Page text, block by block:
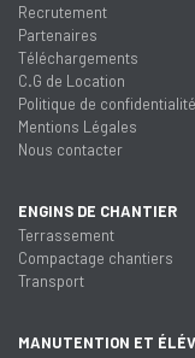
Recrutement
Partenaires
Téléchargements
C.G de Location
Politique de confidentialité
Mentions Légales
Nous contacter
ENGINS DE CHANTIER
Terrassement
Compactage chantiers
Transport
MANUTENTION ET